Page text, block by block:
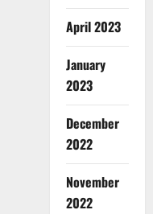
April 2023
January
2023
December
2022
November
2022